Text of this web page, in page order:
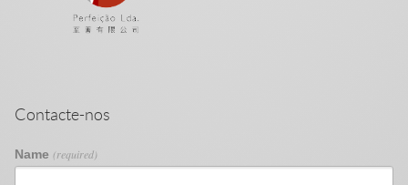
Contacte-nos
Name (required)